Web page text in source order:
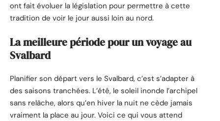
ont fait évoluer la législation pour permettre à cette
tradition de voir le jour aussi loin au nord.
La meilleure période pour un voyage au
Svalbard
Planifier son départ vers le Svalbard, c’est s’adapter à
des saisons tranchées. L’été, le soleil inonde l’archipel
sans relâche, alors qu’en hiver la nuit ne cède jamais
vraiment la place au jour. Voici ce qui vous attend